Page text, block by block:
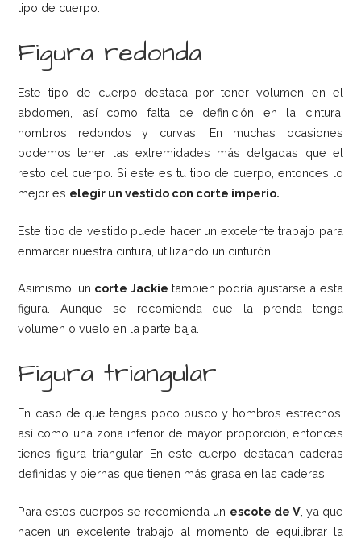
tipo de cuerpo.
Figura redonda
Este tipo de cuerpo destaca por tener volumen en el
abdomen, así como falta de definición en la cintura,
hombros redondos y curvas. En muchas ocasiones
podemos tener las extremidades más delgadas que el
resto del cuerpo. Si este es tu tipo de cuerpo, entonces lo
mejor es elegir un vestido con corte imperio.
Este tipo de vestido puede hacer un excelente trabajo para
enmarcar nuestra cintura, utilizando un cinturón.
Asimismo, un corte Jackie también podría ajustarse a esta
figura. Aunque se recomienda que la prenda tenga
volumen o vuelo en la parte baja.
Figura triangular
En caso de que tengas poco busco y hombros estrechos,
así como una zona inferior de mayor proporción, entonces
tienes figura triangular. En este cuerpo destacan caderas
definidas y piernas que tienen más grasa en las caderas.
Para estos cuerpos se recomienda un escote de V, ya que
hacen un excelente trabajo al momento de equilibrar la